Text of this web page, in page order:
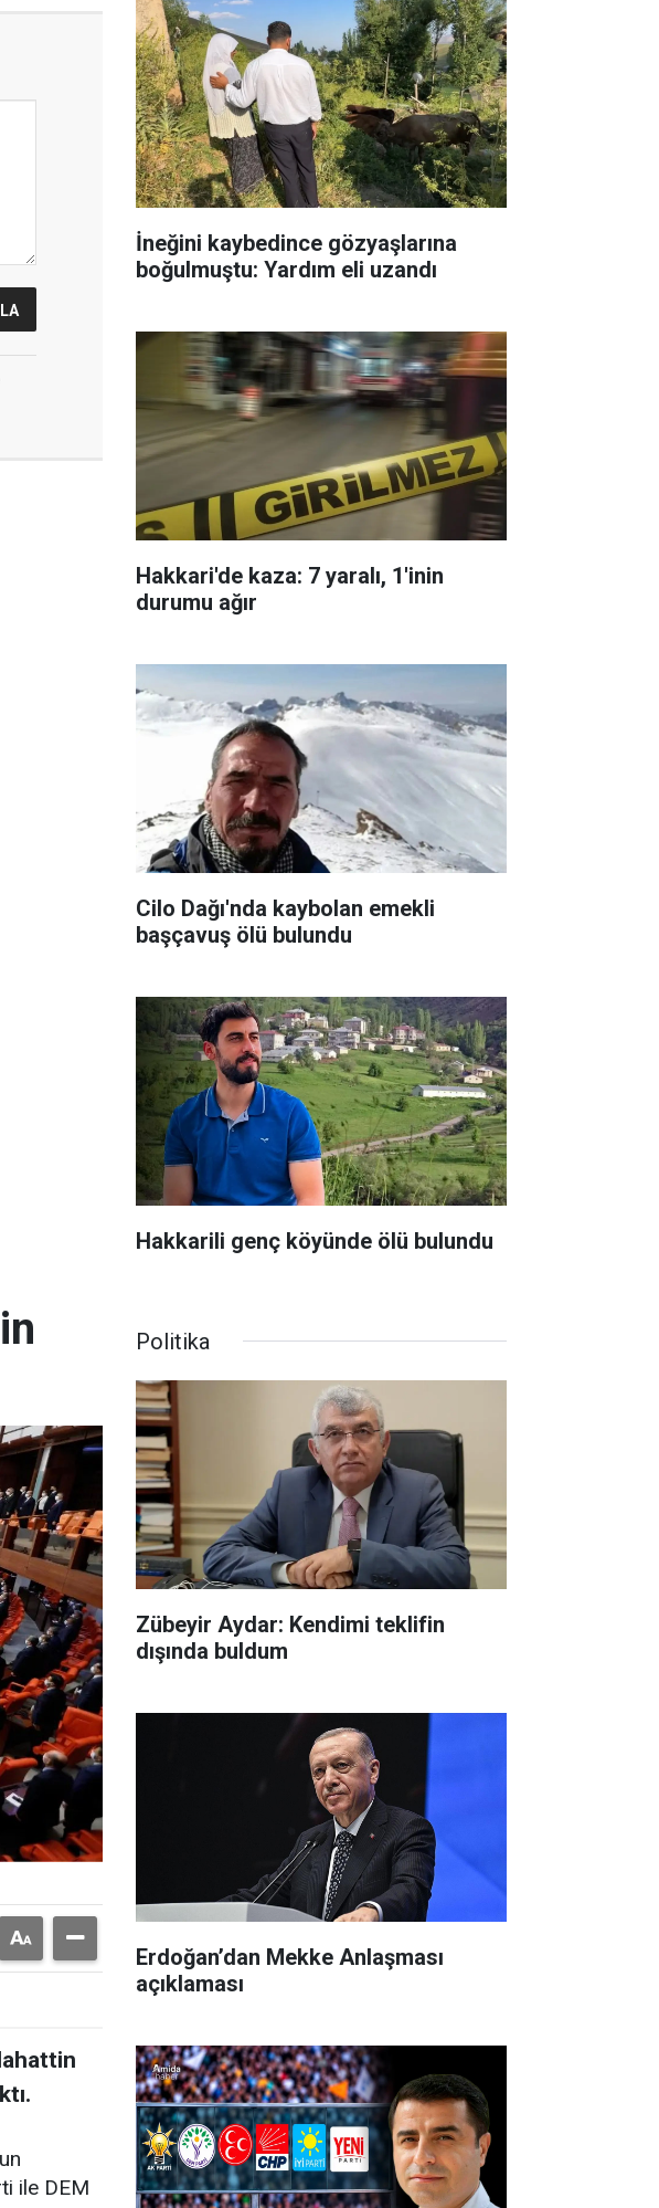
İneğini kaybedince gözyaşlarına
boğulmuştu: Yardım eli uzandı
Hakkari'de kaza: 7 yaralı, 1'inin
durumu ağır
Cilo Dağı'nda kaybolan emekli
başçavuş ölü bulundu
Hakkarili genç köyünde ölü bulundu
ile DEM
Politika
Zübeyir Aydar: Kendimi teklifin
dışında buldum
Erdoğan’dan Mekke Anlaşması
açıklaması